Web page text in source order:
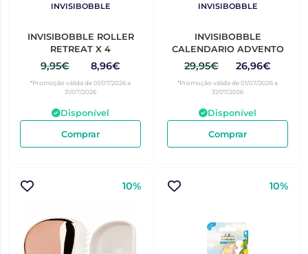
INVISIBOBBLE
INVISIBOBBLE ROLLER
RETREAT X 4
9,95€ 8,96€
*Promoção válida de 01/07/2026 a
31/07/2026
Disponível
Comprar
INVISIBOBBLE
INVISIBOBBLE
CALENDARIO ADVENTO
29,95€ 26,96€
*Promoção válida de 01/07/2026 a
31/07/2026
Disponível
Comprar
10% 10%